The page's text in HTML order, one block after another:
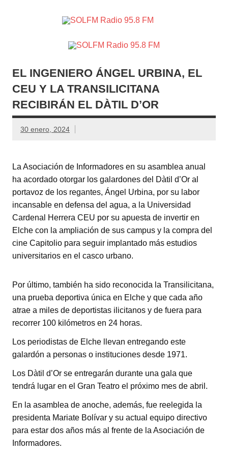
Crevillente, Radio en Vega Baja y Radio en el Medio
Vinalopó
EL INGENIERO ÁNGEL URBINA, EL
CEU Y LA TRANSILICITANA
RECIBIRÁN EL DÀTIL D’OR
30 enero, 2024
La Asociación de Informadores en su asamblea anual
ha acordado otorgar los galardones del Dàtil d’Or al
portavoz de los regantes, Ángel Urbina, por su labor
incansable en defensa del agua, a la Universidad
Cardenal Herrera CEU por su apuesta de invertir en
Elche con la ampliación de sus campus y la compra del
cine Capitolio para seguir implantado más estudios
universitarios en el casco urbano.
Por último, también ha sido reconocida la Transilicitana,
una prueba deportiva única en Elche y que cada año
atrae a miles de deportistas ilicitanos y de fuera para
recorrer 100 kilómetros en 24 horas.
Los periodistas de Elche llevan entregando este
galardón a personas o instituciones desde 1971.
Los Dàtil d’Or se entregarán durante una gala que
tendrá lugar en el Gran Teatro el próximo mes de abril.
En la asamblea de anoche, además, fue reelegida la
presidenta Mariate Bolívar y su actual equipo directivo
para estar dos años más al frente de la Asociación de
Informadores.